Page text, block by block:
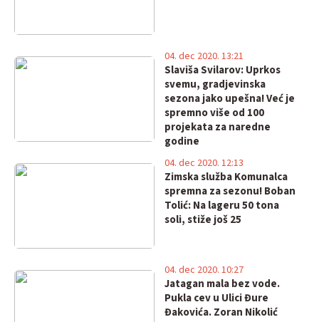
Slaviša Svilarov: Uprkos
svemu, gradjevinska
sezona jako upešna! Već je
spremno više od 100
projekata za naredne
godine
04. dec 2020. 13:21
Zimska služba Komunalca
spremna za sezonu! Boban
Tolić: Na lageru 50 tona
soli, stiže još 25
04. dec 2020. 12:13
Jatagan mala bez vode.
Pukla cev u Ulici Đure
Đakovića. Zoran Nikolić
04. dec 2020. 10:27